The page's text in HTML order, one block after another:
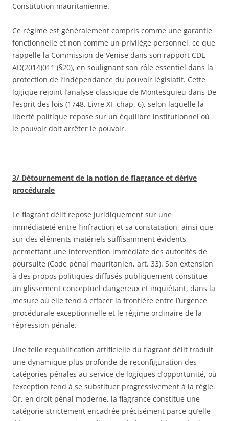
Constitution mauritanienne.
Ce régime est généralement compris comme une garantie
fonctionnelle et non comme un privilège personnel, ce que
rappelle la Commission de Venise dans son rapport CDL-
AD(2014)011 (§20), en soulignant son rôle essentiel dans la
protection de l’indépendance du pouvoir législatif. Cette
logique rejoint l’analyse classique de Montesquieu dans De
l’esprit des lois (1748, Livre XI, chap. 6), selon laquelle la
liberté politique repose sur un équilibre institutionnel où
le pouvoir doit arrêter le pouvoir.
3/ Détournement de la notion de flagrance et dérive
procédurale
Le flagrant délit repose juridiquement sur une
immédiateté entre l’infraction et sa constatation, ainsi que
sur des éléments matériels suffisamment évidents
permettant une intervention immédiate des autorités de
poursuite (Code pénal mauritanien, art. 33). Son extension
à des propos politiques diffusés publiquement constitue
un glissement conceptuel dangereux et inquiétant, dans la
mesure où elle tend à effacer la frontière entre l’urgence
procédurale exceptionnelle et le régime ordinaire de la
répression pénale.
Une telle requalification artificielle du flagrant délit traduit
une dynamique plus profonde de reconfiguration des
catégories pénales au service de logiques d’opportunité, où
l’exception tend à se substituer progressivement à la règle.
Or, en droit pénal moderne, la flagrance constitue une
catégorie strictement encadrée précisément parce qu’elle